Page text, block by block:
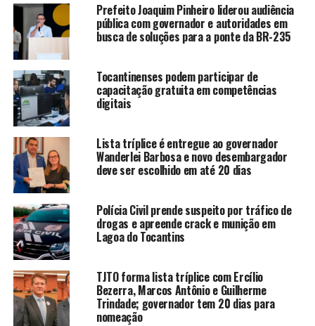
Prefeito Joaquim Pinheiro liderou audiência
pública com governador e autoridades em
busca de soluções para a ponte da BR-235
Tocantinenses podem participar de
capacitação gratuita em competências
digitais
Lista tríplice é entregue ao governador
Wanderlei Barbosa e novo desembargador
deve ser escolhido em até 20 dias
Polícia Civil prende suspeito por tráfico de
drogas e apreende crack e munição em
Lagoa do Tocantins
TJTO forma lista tríplice com Ercílio
Bezerra, Marcos Antônio e Guilherme
Trindade; governador tem 20 dias para
nomeação